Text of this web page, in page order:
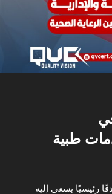
طبية
رئيسيًا يسعى إليه